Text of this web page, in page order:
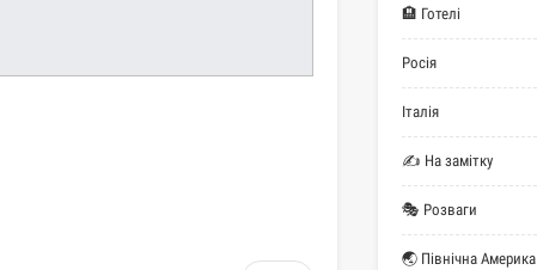
🏨 Готелі
Росія
Італія
✍ На замітку
🎭 Розваги
🌏 Північна Америка